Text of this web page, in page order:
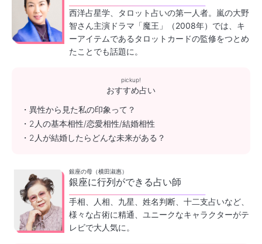
西洋占星学、タロット占いの第一人者。嵐の大野
智さん主演ドラマ「魔王」（2008年）では、キ
ーアイテムであるタロットカードの監修をつとめ
たことでも話題に。
pickup!
おすすめ占い
・異性から見た私の印象って？
・2人の基本相性/恋愛相性/結婚相性
・2人が結婚したらどんな未来がある？
銀座の母（横田淑惠）
銀座に行列ができる占い師
手相、人相、九星、姓名判断、十二支占いなど、
様々な占術に精通、ユニークなキャラクターがテ
レビで大人気に。